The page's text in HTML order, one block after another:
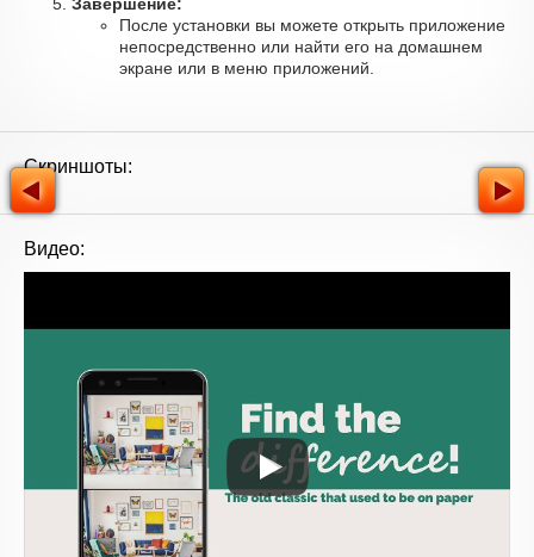
После установки вы можете открыть приложение
непосредственно или найти его на домашнем
экране или в меню приложений.
Скриншоты:
Видео: